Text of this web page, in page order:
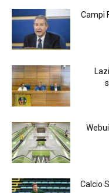
Campi
Calcio